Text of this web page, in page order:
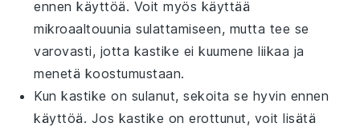
ennen käyttöä. Voit myös käyttää
mikroaaltouunia sulattamiseen, mutta tee se
varovasti, jotta kastike ei kuumene liikaa ja
menetä koostumustaan.
Kun kastike on sulanut, sekoita se hyvin ennen
käyttöä. Jos kastike on erottunut, voit lisätä